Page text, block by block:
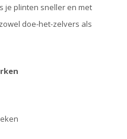
je plinten sneller en met
doe-het-zelvers als